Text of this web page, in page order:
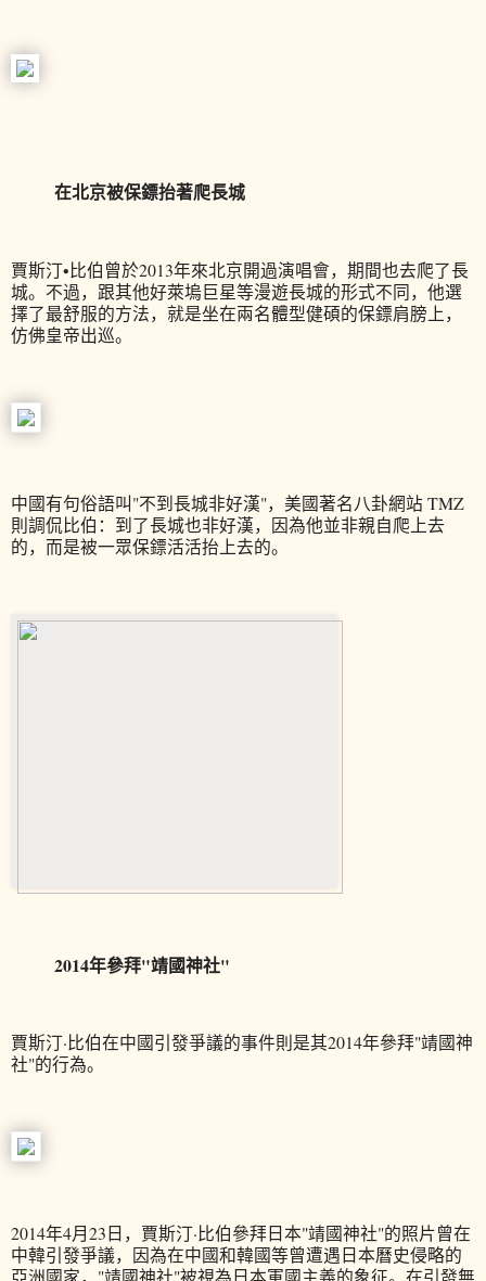
在北京被保鏢抬著爬長城
賈斯汀•比伯曾於2013年來北京開過演唱會，期間也去爬了長
城。不過，跟其他好萊塢巨星等漫遊長城的形式不同，他選
擇了最舒服的方法，就是坐在兩名體型健碩的保鏢肩膀上，
仿佛皇帝出巡。
中國有句俗語叫"不到長城非好漢"，美國著名八卦網站 TMZ
則調侃比伯：到了長城也非好漢，因為他並非親自爬上去
的，而是被一眾保鏢活活抬上去的。
2014年參拜"靖國神社"
賈斯汀·比伯在中國引發爭議的事件則是其2014年參拜"靖國神
社"的行為。
2014年4月23日，賈斯汀·比伯參拜日本"靖國神社"的照片曾在
中韓引發爭議，因為在中國和韓國等曾遭遇日本曆史侵略的
亞洲國家，"靖國神社"被視為日本軍國主義的象征。在引發無